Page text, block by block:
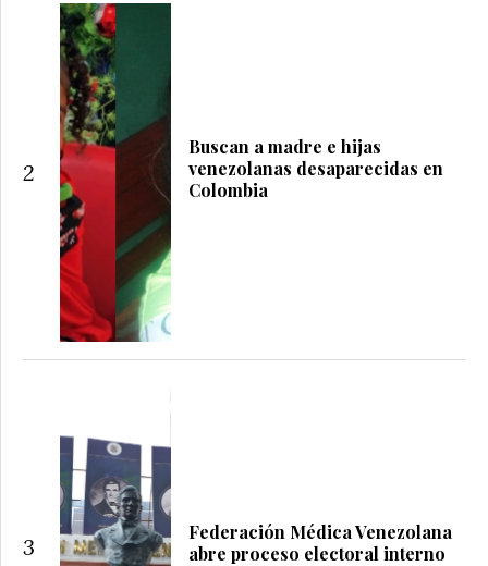
2
Buscan a madre e hijas
venezolanas desaparecidas en
Colombia
3
Federación Médica Venezolana
abre proceso electoral interno